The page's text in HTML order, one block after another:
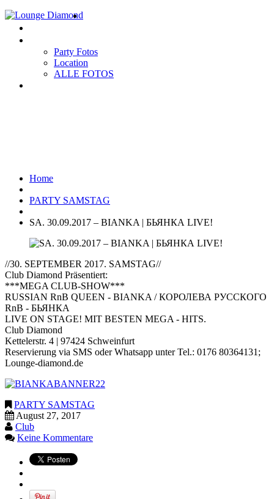
Party Fotos
Location
ALLE FOTOS
Home
PARTY SAMSTAG
SA. 30.09.2017 – BIANKA | БЬЯНКА LIVE!
//30. SEPTEMBER 2017. SAMSTAG//
Club Diamond Präsentiert:
***MEGA CLUB-SHOW***
RUSSIAN RnB QUEEN - BIANKA / КОРОЛЕВА РУССКОГО
RnB - БЬЯНКА
LIVE ON STAGE! MIT BESTEN MEGA - HITS.
Club Diamond
Kettelerstr. 4 | 97424 Schweinfurt
Reservierung via SMS oder Whatsapp unter Tel.: 0176 80364131;
Lounge-diamond.de
PARTY SAMSTAG
August 27, 2017
Club
Keine Kommentare